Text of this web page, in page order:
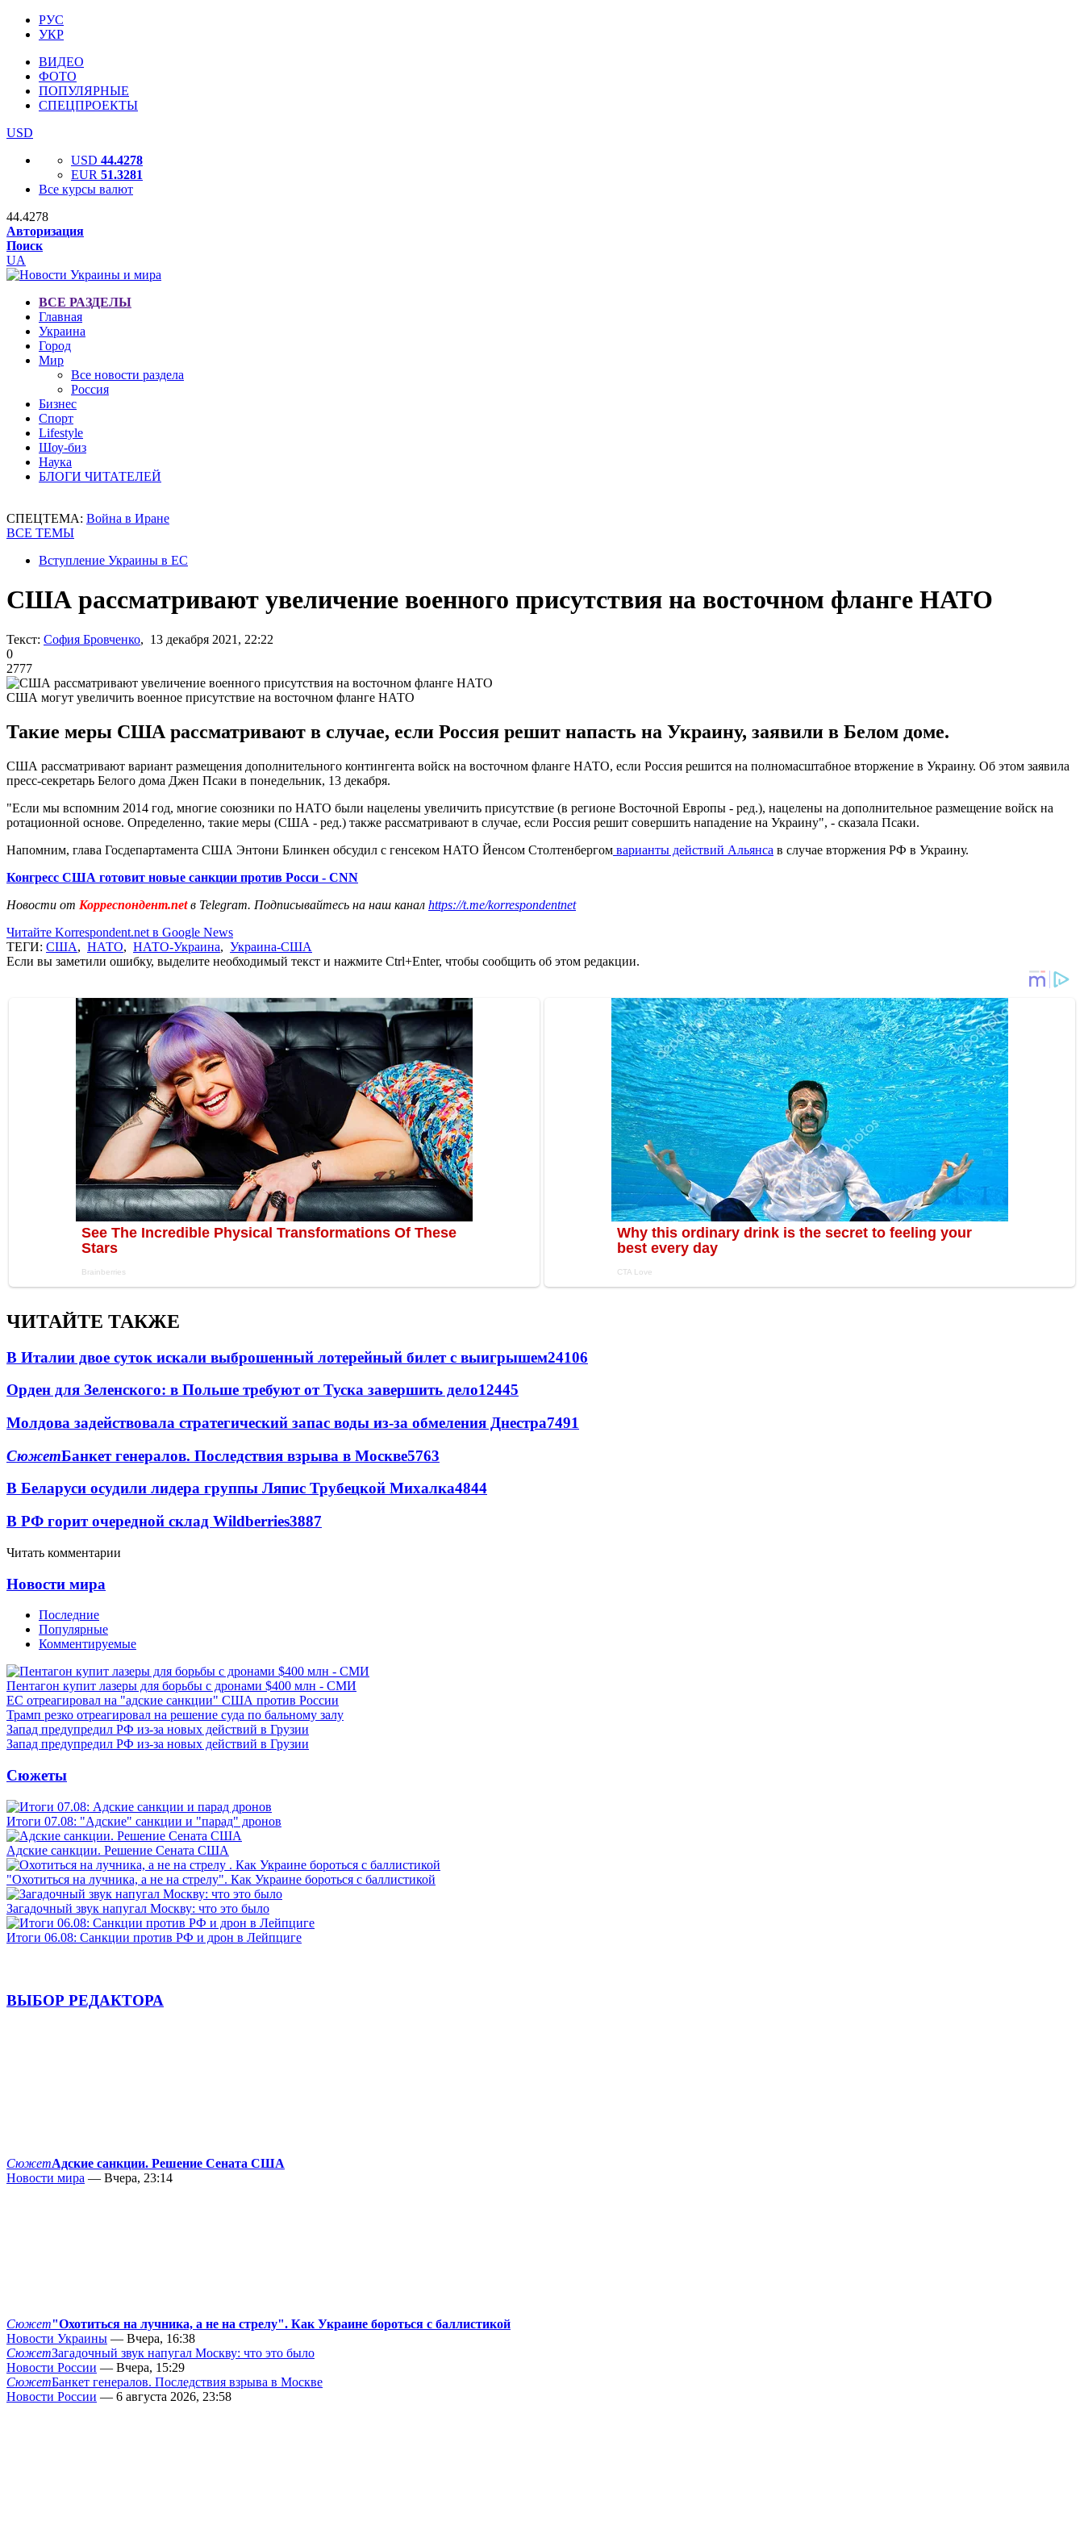
РУС
УКР
ВИДЕО
ФОТО
ПОПУЛЯРНЫЕ
СПЕЦПРОЕКТЫ
USD
USD 44.4278
EUR 51.3281
Все курсы валют
44.4278
Авторизация
Поиск
UA
ВСЕ РАЗДЕЛЫ
Главная
Украина
Город
Мир
Все новости раздела
Россия
Бизнес
Спорт
Lifestyle
Шоу-биз
Наука
БЛОГИ ЧИТАТЕЛЕЙ
СПЕЦТЕМА: Война в Иране
ВСЕ ТЕМЫ
Вступление Украины в ЕС
США рассматривают увеличение военного присутствия на восточном фланге НАТО
Текст: София Бровченко, 13 декабря 2021, 22:22
0
2777
США могут увеличить военное присутствие на восточном фланге НАТО
Такие меры США рассматривают в случае, если Россия решит напасть на Украину, заявили в Белом доме.
США рассматривают вариант размещения дополнительного контингента войск на восточном фланге НАТО, если Россия решится на полномасштабное вторжение в Украину. Об этом заявила
пресс-секретарь Белого дома Джен Псаки в понедельник, 13 декабря.
"Если мы вспомним 2014 год, многие союзники по НАТО были нацелены увеличить присутствие (в регионе Восточной Европы - ред.), нацелены на дополнительное размещение войск на
ротационной основе. Определенно, такие меры (США - ред.) также рассматривают в случае, если Россия решит совершить нападение на Украину", - сказала Псаки.
Напомним, глава Госдепартамента США Энтони Блинкен обсудил с генсеком НАТО Йенсом Столтенбергом варианты действий Альянса в случае вторжения РФ в Украину.
Конгресс США готовит новые санкции против Росси - CNN
Новости от Корреспондент.netв Telegram. Подписывайтесь на наш канал https://t.me/korrespondentnet
Читайте Korrespondent.net в Google News
ТЕГИ: США, НАТО, НАТО-Украина, Украина-США
Если вы заметили ошибку, выделите необходимый текст и нажмите Ctrl+Enter, чтобы сообщить об этом редакции.
ЧИТАЙТЕ ТАКЖЕ
В Италии двое суток искали выброшенный лотерейный билет с выигрышем24106
Орден для Зеленского: в Польше требуют от Туска завершить дело12445
Молдова задействовала стратегический запас воды из-за обмеления Днестра7491
СюжетБанкет генералов. Последствия взрыва в Москве5763
В Беларуси осудили лидера группы Ляпис Трубецкой Михалка4844
В РФ горит очередной склад Wildberries3887
Читать комментарии
Новости мира
Последние
Популярные
Комментируемые
Пентагон купит лазеры для борьбы с дронами $400 млн - СМИ
ЕС отреагировал на "адские санкции" США против России
Трамп резко отреагировал на решение суда по бальному залу
Запад предупредил РФ из-за новых действий в Грузии
Запад предупредил РФ из-за новых действий в Грузии
Сюжеты
Итоги 07.08: "Адские" санкции и "парад" дронов
Адские санкции. Решение Сената США
"Охотиться на лучника, а не на стрелу". Как Украине бороться с баллистикой
Загадочный звук напугал Москву: что это было
Итоги 06.08: Санкции против РФ и дрон в Лейпциге
ВЫБОР РЕДАКТОРА
СюжетАдские санкции. Решение Сената США
Новости мира — Вчера, 23:14
Сюжет"Охотиться на лучника, а не на стрелу". Как Украине бороться с баллистикой
Новости Украины — Вчера, 16:38
СюжетЗагадочный звук напугал Москву: что это было
Новости России — Вчера, 15:29
СюжетБанкет генералов. Последствия взрыва в Москве
Новости России — 6 августа 2026, 23:58